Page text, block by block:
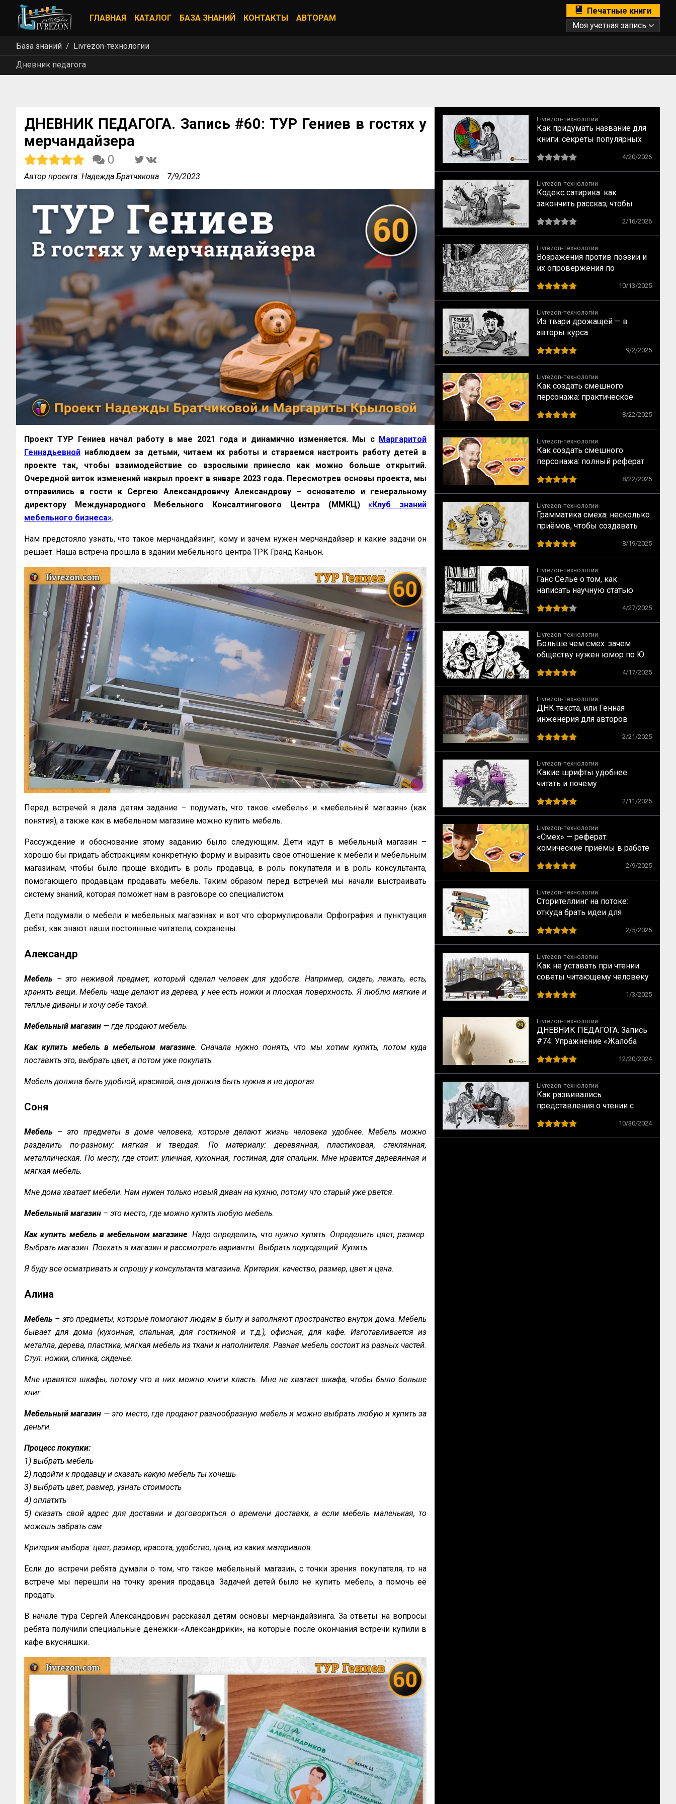
ГЛАВНАЯ КАТАЛОГ БАЗА ЗНАНИЙ КОНТАКТЫ АВТОРАМ
Печатные книги
Моя учетная запись
База знаний
Livrezon-технологии
Дневник педагога
ДНЕВНИК ПЕДАГОГА. Запись #60: ТУР Гениев в гостях у
мерчандайзера
0
Автор проекта: Надежда Братчикова 7/9/2023
Проект ТУР Гениев начал работу в мае 2021 года и динамично изменяется. Мы с Маргаритой
Геннадьевной наблюдаем за детьми, читаем их работы и стараемся настроить работу детей в
проекте так, чтобы взаимодействие со взрослыми принесло как можно больше открытий.
Очередной виток изменений накрыл проект в январе 2023 года. Пересмотрев основы проекта, мы
отправились в гости к Сергею Александровичу Александрову – основателю и генеральному
директору Международного Мебельного Консалтингового Центра (ММКЦ)«Клуб знаний
мебельного бизнеса».
Нам предстояло узнать, что такое мерчандайзинг, кому и зачем нужен мерчандайзер и какие задачи он
решает. Наша встреча прошла в здании мебельного центра ТРК Гранд Каньон.
Перед встречей я дала детям задание – подумать, что такое «мебель» и «мебельный магазин» (как
понятия), а также как в мебельном магазине можно купить мебель.
Рассуждение и обоснование этому заданию было следующим. Дети идут в мебельный магазин –
хорошо бы придать абстракциям конкретную форму и выразить свое отношение к мебели и мебельным
магазинам, чтобы было проще входить в роль продавца, в роль покупателя и в роль консультанта,
помогающего продавцам продавать мебель. Таким образом перед встречей мы начали выстраивать
систему знаний, которая поможет нам в разговоре со специалистом.
Дети подумали о мебели и мебельных магазинах и вот что сформулировали. Орфография и пунктуация
ребят, как знают наши постоянные читатели, сохранены.
Александр
Мебель – это неживой предмет, который сделал человек для удобств. Например, сидеть, лежать, есть,
хранить вещи. Мебель чаще делают из дерева, у нее есть ножки и плоская поверхность. Я люблю мягкие и
теплые диваны и хочу себе такой.
Мебельный магазин — где продают мебель.
Как купить мебель в мебельном магазине. Сначала нужно понять, что мы хотим купить, потом куда
поставить это, выбрать цвет, а потом уже покупать.
Мебель должна быть удобной, красивой, она должна быть нужна и не дорогая.
Соня
Мебель – это предметы в доме человека, которые делают жизнь человека удобнее. Мебель можно
разделить по-разному: мягкая и твердая. По материалу: деревянная, пластиковая, стеклянная,
металлическая. По месту, где стоит: уличная, кухонная, гостиная, для спальни. Мне нравится деревянная и
мягкая мебель.
Мне дома хватает мебели. Нам нужен только новый диван на кухню, потому что старый уже рвется.
Мебельный магазин – это место, где можно купить любую мебель.
Как купить мебель в мебельном магазине. Надо определить, что нужно купить. Определить цвет, размер.
Выбрать магазин. Поехать в магазин и рассмотреть варианты. Выбрать подходящий. Купить.
Я буду все осматривать и спрошу у консультанта магазина. Критерии: качество, размер, цвет и цена.
Алина
Мебель – это предметы, которые помогают людям в быту и заполняют пространство внутри дома. Мебель
бывает для дома (кухонная, спальная, для гостинной и т.д.), офисная, для кафе. Изготавливается из
металла, дерева, пластика, мягкая мебель из ткани и наполнителя. Разная мебель состоит из разных частей.
Стул: ножки, спинка, сиденье.
Мне нравятся шкафы, потому что в них можно книги класть. Мне не хватает шкафа, чтобы было больше
книг.
Мебельный магазин — это место, где продают разнообразную мебель и можно выбрать любую и купить за
деньги.
Процесс покупки:
1) выбрать мебель
2) подойти к продавцу и сказать какую мебель ты хочешь
3) выбрать цвет, размер, узнать стоимость
4) оплатить
5) сказать свой адрес для доставки и договориться о времени доставки, а если мебель маленькая, то
можешь забрать сам.
Критерии выбора: цвет, размер, красота, удобство, цена, из каких материалов.
Если до встречи ребята думали о том, что такое мебельный магазин, с точки зрения покупателя, то на
встрече мы перешли на точку зрения продавца. Задачей детей было не купить мебель, а помочь её
продать.
В начале тура Сергей Александрович рассказал детям основы мерчандайзинга. За ответы на вопросы
ребята получили специальные денежки-«Александрики», на которые после окончания встречи купили в
кафе вкусняшки.
Livrezon-технологии
Как придумать название для
книги: секреты популярных
4/20/2026
Livrezon-технологии
Кодекс сатирика: как
закончить рассказ, чтобы
2/16/2026
Livrezon-технологии
Возражения против поэзии и
их опровержения по
10/13/2025
Livrezon-технологии
Из твари дрожащей — в
авторы курса
9/2/2025
Livrezon-технологии
Как создать смешного
персонажа: практическое
комического
8/22/2025
Livrezon-технологии
Как создать смешного
персонажа: полный реферат
«Проблемы комизма и
смеха»
8/22/2025
Livrezon-технологии
Грамматика смеха: несколько
приёмов, чтобы создавать
8/19/2025
Livrezon-технологии
Ганс Селье о том, как
написать научную статью
4/27/2025
Livrezon-технологии
Больше чем смех: зачем
обществу нужен юмор по Ю.
4/17/2025
Livrezon-технологии
ДНК текста, или Генная
инженерия для авторов
2/21/2025
Livrezon-технологии
Какие шрифты удобнее
читать и почему
2/11/2025
Livrezon-технологии
«Смех» — реферат:
комические приёмы в работе
2/9/2025
Livrezon-технологии
Сторителлинг на потоке:
откуда брать идеи для
2/5/2025
Livrezon-технологии
Как не уставать при чтении:
советы читающему человеку
1/3/2025
Livrezon-технологии
ДНЕВНИК ПЕДАГОГА. Запись
#74: Упражнение «Жалоба
12/20/2024
Livrezon-технологии
Как развивались
представления о чтении с
10/30/2024